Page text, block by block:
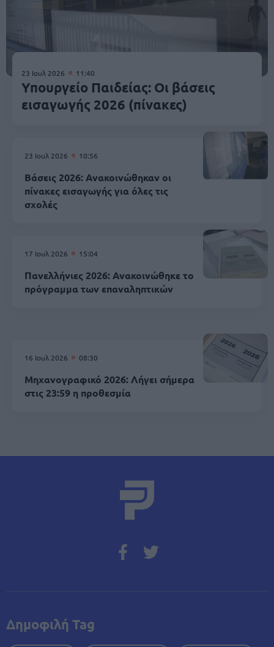
23 Ιουλ 2026 11:40
Υπουργείο Παιδείας: Οι βάσεις
εισαγωγής 2026 (πίνακες)
23 Ιουλ 2026 10:56
Βάσεις 2026: Ανακοινώθηκαν οι
πίνακες εισαγωγής για όλες τις
σχολές
17 Ιουλ 2026 15:04
Πανελλήνιες 2026: Ανακοινώθηκε το
πρόγραμμα των επαναληπτικών
16 Ιουλ 2026 08:30
Μηχανογραφικό 2026: Λήγει σήμερα
στις 23:59 η προθεσμία
Δημοφιλή Tag